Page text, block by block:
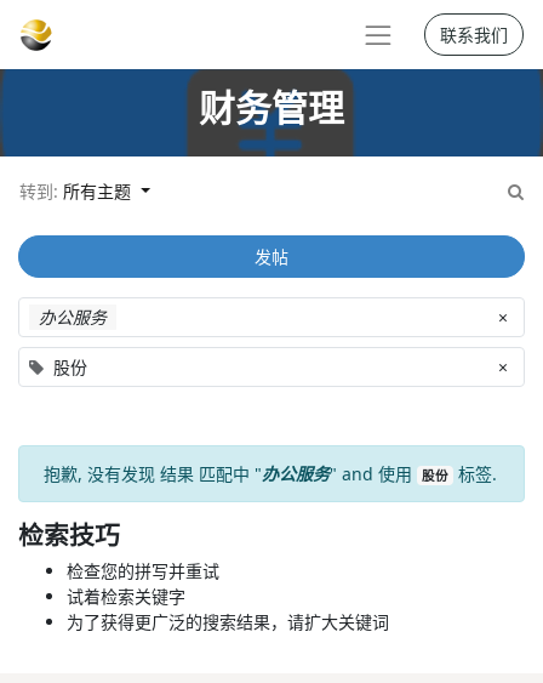
联系我们
财务管理
转到: 所有主题
办公服务 ×
股份 ×
发帖
抱歉, 没有发现 结果 匹配中 "办公服务" and 使用 股份 标签.
检索技巧
检查您的拼写并重试
试着检索关键字
为了获得更广泛的搜索结果，请扩大关键词